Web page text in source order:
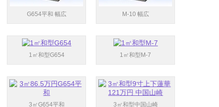
G654平和 幅広 M-10 幅広
1㎡和型G654 1㎡和型M-7
3㎡G654平和 3㎡和型中国山崎